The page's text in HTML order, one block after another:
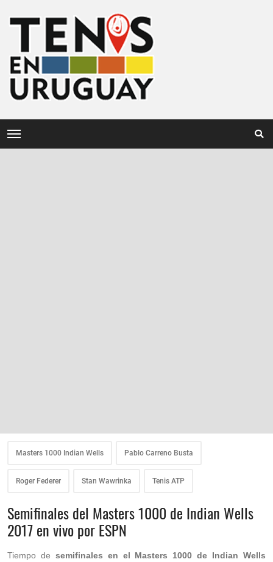
Masters 1000 Indian Wells Pablo Carreno Busta
Roger Federer Stan Wawrinka Tenis ATP
Semifinales del Masters 1000 de Indian Wells
2017 en vivo por ESPN
Tiempo de semifinales en el Masters 1000 de Indian Wells